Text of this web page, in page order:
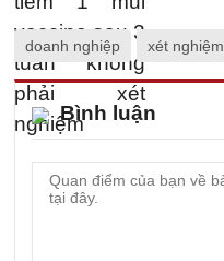
doanh nghiệp xét nghiệm
Bình luận